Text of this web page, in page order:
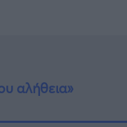
αλήθεια»